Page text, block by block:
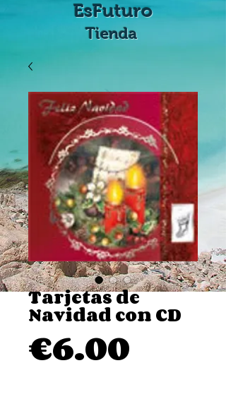
EsFuturo
Tienda
Tarjetas de
Navidad con CD
€6.00